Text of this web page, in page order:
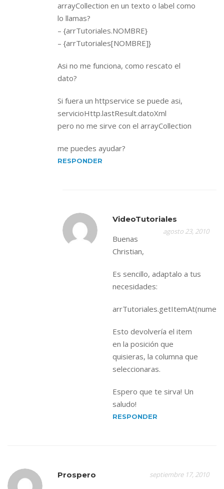
arrayCollection en un texto o label como
lo llamas?
– {arrTutoriales.NOMBRE}
– {arrTutoriales[NOMBRE]}
Asi no me funciona, como rescato el
dato?
Si fuera un httpservice se puede asi,
servicioHttp.lastResult.datoXml
pero no me sirve con el arrayCollection
me puedes ayudar?
RESPONDER
VideoTutoriales
agosto 23, 2010
Buenas
Christian,
Es sencillo, adaptalo a tus
necesidades:
Esto devolvería el item
en la posición que
quisieras, la columna que
seleccionaras.
Espero que te sirva! Un
saludo!
RESPONDER
Prospero septiembre 17, 2010